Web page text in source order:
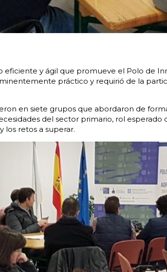
eficiente y ágil que promueve el Polo de
práctico y requirió de la
en siete grupos que abordaron de
del sector primario, rol esperado
los retos a superar.